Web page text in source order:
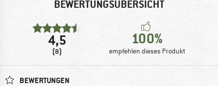
BEWERTUNGSÜBERSICHT
4,5
(8)
100%
empfehlen dieses Produkt
BEWERTUNGEN